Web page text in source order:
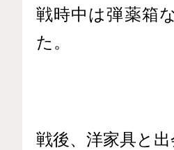
戦時中は弾薬箱
た。
戦後、洋家具と